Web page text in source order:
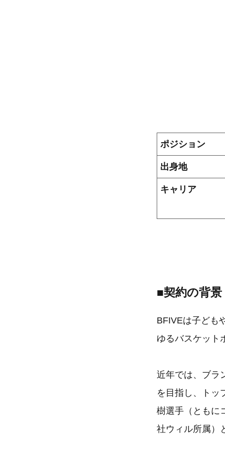
ポジション
出身地
キャリア
■契約の背景
BFIVEは子ども
ゆるバスケット
近年では、ブラ
を目指し、トッ
樹選手（ともに
社ウィル所属）